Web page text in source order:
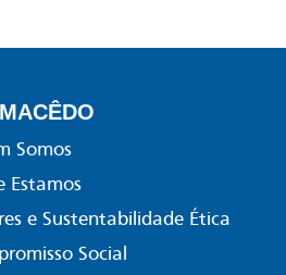
Somos
Estamos
e Sustentabilidade Ética
Social